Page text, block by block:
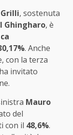
, sostenuta
Ghingharo, è
. Anche
con la terza
invitato
Mauro
del
con il 48,6%.